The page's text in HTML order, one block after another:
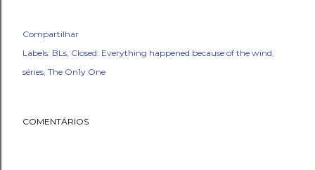
Compartilhar
Labels: BLs Closed: Everything happened because of the wind
séries The On1y One
COMENTÁRIOS